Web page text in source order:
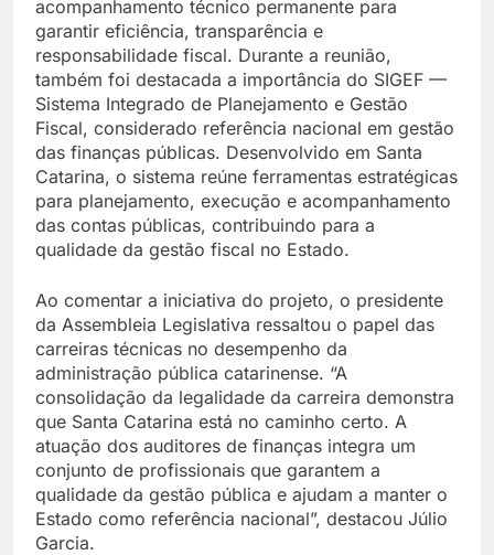
acompanhamento técnico permanente para
garantir eficiência, transparência e
responsabilidade fiscal. Durante a reunião,
também foi destacada a importância do SIGEF —
Sistema Integrado de Planejamento e Gestão
Fiscal, considerado referência nacional em gestão
das finanças públicas. Desenvolvido em Santa
Catarina, o sistema reúne ferramentas estratégicas
para planejamento, execução e acompanhamento
das contas públicas, contribuindo para a
qualidade da gestão fiscal no Estado.
Ao comentar a iniciativa do projeto, o presidente
da Assembleia Legislativa ressaltou o papel das
carreiras técnicas no desempenho da
administração pública catarinense. “A
consolidação da legalidade da carreira demonstra
que Santa Catarina está no caminho certo. A
atuação dos auditores de finanças integra um
conjunto de profissionais que garantem a
qualidade da gestão pública e ajudam a manter o
Estado como referência nacional”, destacou Júlio
Garcia.